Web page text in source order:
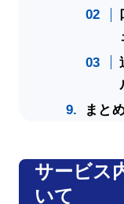
まと
サービス
いて